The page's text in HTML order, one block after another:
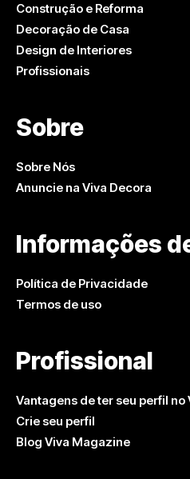
Construção e Reforma
Decoração de Casa
Design de Interiores
Profissionais
Sobre
Sobre Nós
Anuncie na Viva Decora
Informações
Política de Privacidade
Termos de uso
Profissional
Vantagens de ter seu perfil no
Crie seu perfil
Blog Viva Magazine